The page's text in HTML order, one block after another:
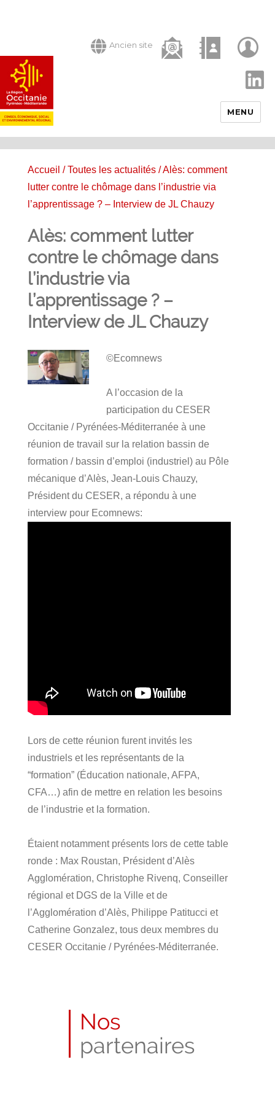
Ancien site
MENU
Accueil /Toutes les actualités/ Alès: comment
lutter contre le chômage dans l’industrie via
l’apprentissage ? – Interview de JL Chauzy
Alès: comment lutter
contre le chômage dans
l’industrie via
l’apprentissage ? –
Interview de JL Chauzy
©Ecomnews
A l’occasion de la
participation du CESER
Occitanie / Pyrénées-Méditerranée à une
réunion de travail sur la relation bassin de
formation / bassin d’emploi (industriel) au Pôle
mécanique d’Alès, Jean-Louis Chauzy,
Président du CESER, a répondu à une
interview pour Ecomnews:
Lors de cette réunion furent invités les
industriels et les représentants de la
“formation” (Éducation nationale, AFPA,
CFA…) afin de mettre en relation les besoins
de l’industrie et la formation.
Étaient notamment présents lors de cette table
ronde : Max Roustan, Président d’Alès
Agglomération, Christophe Rivenq, Conseiller
régional et DGS de la Ville et de
l’Agglomération d’Alès, Philippe Patitucci et
Catherine Gonzalez, tous deux membres du
CESER Occitanie / Pyrénées-Méditerranée.
Nos
partenaires